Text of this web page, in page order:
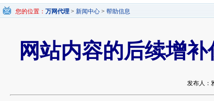
您的位置： 万网代理 > 新闻中心 > 帮助信息
网站内容的后续增
发布人：